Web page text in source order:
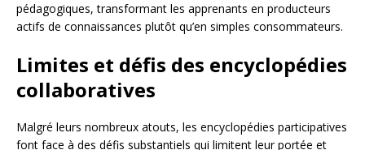
pédagogiques, transformant les apprenants en producteurs
actifs de connaissances plutôt qu’en simples consommateurs.
Limites et défis des encyclopédies
collaboratives
Malgré leurs nombreux atouts, les encyclopédies participatives
font face à des défis substantiels qui limitent leur portée et